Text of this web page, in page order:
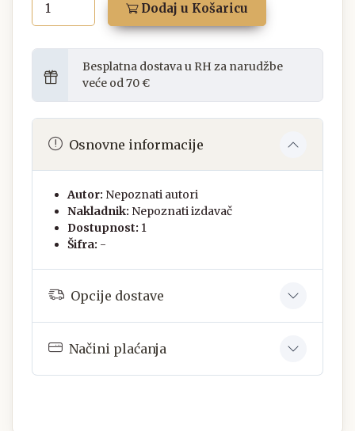
Dodaj u Košaricu
Besplatna dostava u RH za narudžbe
veće od 70 €
Osnovne informacije
Autor: Nepoznati autori
Nakladnik: Nepoznati izdavač
Dostupnost: 1
Šifra: -
Opcije dostave
Načini plaćanja